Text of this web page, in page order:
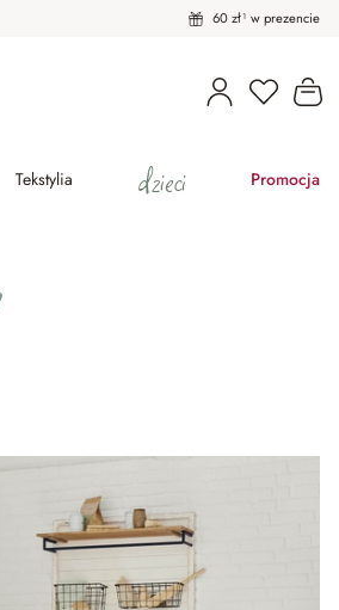
60 zł¹ w prezencie
Masz
Tekstylia dzieci Promocja